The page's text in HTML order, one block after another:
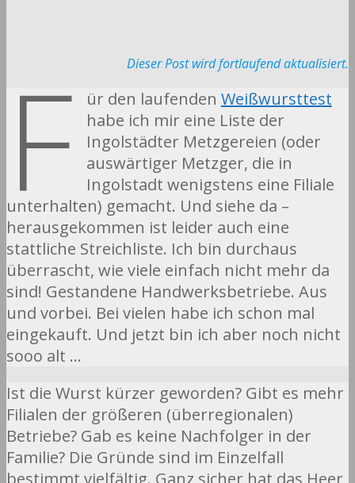
Dieser Post wird fortlaufend aktualisiert.
F ür den laufenden Weißwursttest
habe ich mir eine Liste der
Ingolstädter Metzgereien (oder
auswärtiger Metzger, die in
Ingolstadt wenigstens eine Filiale
unterhalten) gemacht. Und siehe da –
herausgekommen ist leider auch eine
stattliche Streichliste. Ich bin durchaus
überrascht, wie viele einfach nicht mehr da
sind! Gestandene Handwerksbetriebe. Aus
und vorbei. Bei vielen habe ich schon mal
eingekauft. Und jetzt bin ich aber noch nicht
sooo alt …
Ist die Wurst kürzer geworden? Gibt es mehr
Filialen der größeren (überregionalen)
Betriebe? Gab es keine Nachfolger in der
Familie? Die Gründe sind im Einzelfall
bestimmt vielfältig. Ganz sicher hat das Heer